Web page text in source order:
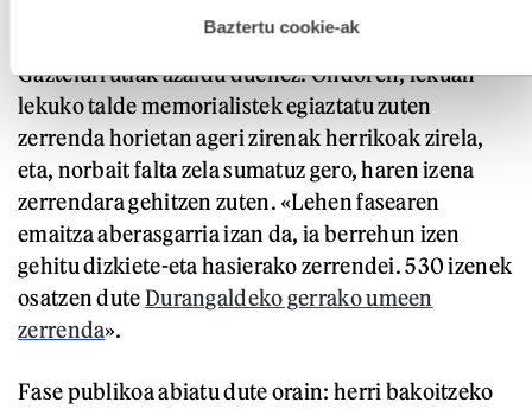
esplizitua ematen diguzu.Gehiago irakurri
Baztertu cookie-ak
bakoitzeko gerrako umeen zerrendak osatu,
Gaztelurrutiak azaldu duenez. Ondoren, lekuan
lekuko talde memorialistek egiaztatu zuten
zerrenda horietan ageri zirenak herrikoak zirela,
eta, norbait falta zela sumatuz gero, haren izena
zerrendara gehitzen zuten. «Lehen fasearen
emaitza aberasgarria izan da, ia berrehun izen
gehitu dizkiete-eta hasierako zerrendei. 530 izenek
osatzen duteDurangaldeko gerrako umeen
zerrenda».
Fase publikoa abiatu dute orain: herri bakoitzeko